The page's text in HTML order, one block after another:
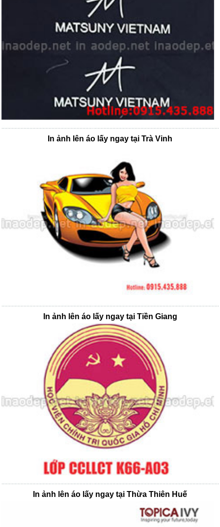
In ảnh lên áo lấy ngay tại Trà Vinh
In ảnh lên áo lấy ngay tại Tiền Giang
In ảnh lên áo lấy ngay tại Thừa Thiên Huế